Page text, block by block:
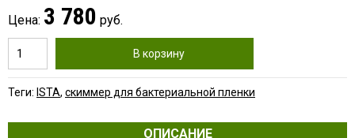
Цена: 3 780 руб.
В корзину
Теги: ISTA, скиммер для бактериальной пленки
ОПИСАНИЕ